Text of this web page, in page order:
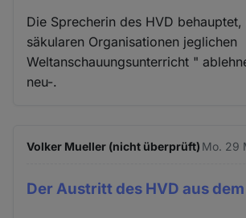
Die Sprecherin des HVD
säkularen Organisationen jeglichen
Weltanschauungsunterricht "
neu-.
Volker Mueller (nicht überprüft) Mo. 29
Der Austritt des HVD aus dem